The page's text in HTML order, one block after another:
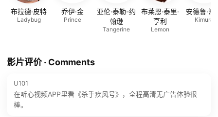
布拉德·皮特
Ladybug
乔伊·金
Prince
亚伦·泰勒-约
翰逊
Tangerine
布莱恩·泰里·
亨利
Lemon
安德鲁·浩
Kimura
影片评价 · Comments
U101
在听心视频APP里看《杀手疾风号》，全程高清无广告体验很
棒。